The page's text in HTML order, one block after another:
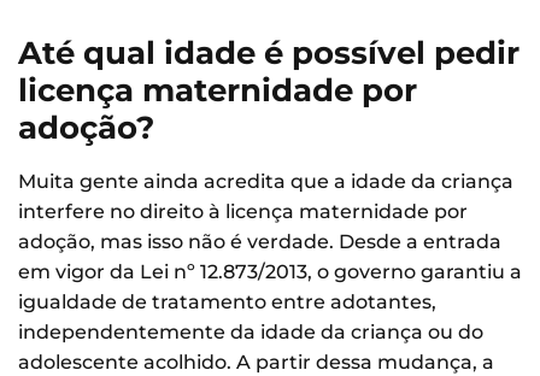
Até qual idade é possível pedir
licença maternidade por
adoção?
Muita gente ainda acredita que a idade da criança
interfere no direito à licença maternidade por
adoção, mas isso não é verdade. Desde a entrada
em vigor da Lei nº 12.873/2013, o governo garantiu a
igualdade de tratamento entre adotantes,
independentemente da idade da criança ou do
adolescente acolhido. A partir dessa mudança, a